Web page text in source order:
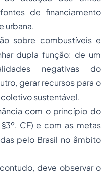
de financiamento
urbana.
sobre combustíveis e
dupla função: de um
negativas do
gerar recursos para o
sustentável.
com o princípio do
CF) e com as metas
pelo Brasil no âmbito
deve observar o